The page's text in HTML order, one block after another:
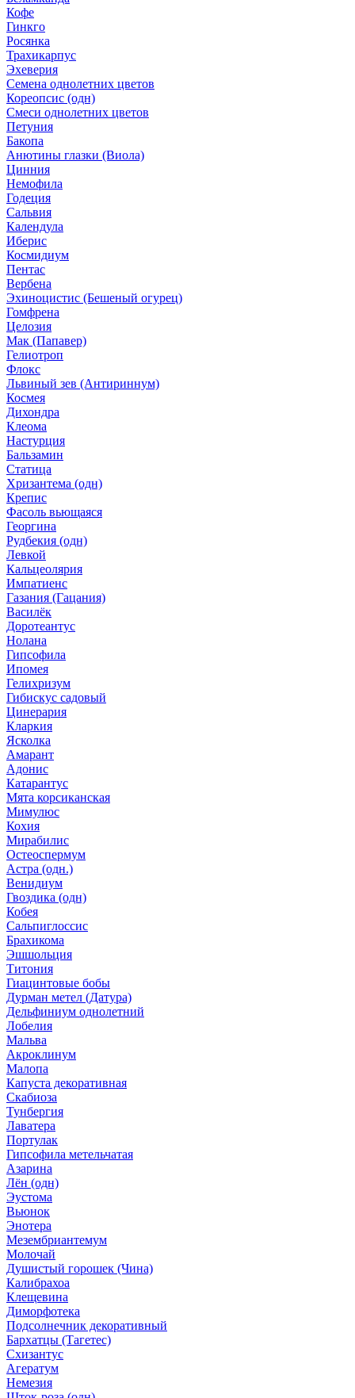
Кофе
Гинкго
Росянка
Трахикарпус
Эхеверия
Семена однолетних цветов
Кореопсис (одн)
Смеси однолетних цветов
Петуния
Бакопа
Анютины глазки (Виола)
Цинния
Немофила
Годеция
Сальвия
Календула
Иберис
Космидиум
Пентас
Вербена
Эхиноцистис (Бешеный огурец)
Гомфрена
Целозия
Мак (Папавер)
Гелиотроп
Флокс
Львиный зев (Антириннум)
Космея
Дихондра
Клеома
Настурция
Бальзамин
Статица
Хризантема (одн)
Крепис
Фасоль вьющаяся
Георгина
Рудбекия (одн)
Левкой
Кальцеолярия
Импатиенс
Газания (Гацания)
Василёк
Доротеантус
Нолана
Гипсофила
Ипомея
Гелихризум
Гибискус садовый
Цинерария
Кларкия
Ясколка
Амарант
Адонис
Катарантус
Мята корсиканская
Мимулюс
Кохия
Мирабилис
Остеоспермум
Астра (одн.)
Венидиум
Гвоздика (одн)
Кобея
Сальпиглоссис
Брахикома
Эшшольция
Титония
Гиацинтовые бобы
Дурман метел (Датура)
Дельфиниум однолетний
Лобелия
Мальва
Акроклинум
Малопа
Капуста декоративная
Скабиоза
Тунбергия
Лаватера
Портулак
Гипсофила метельчатая
Азарина
Лён (одн)
Эустома
Вьюнок
Энотера
Мезембриантемум
Молочай
Душистый горошек (Чина)
Калибрахоа
Клещевина
Диморфотека
Подсолнечник декоративный
Бархатцы (Тагетес)
Схизантус
Агератум
Немезия